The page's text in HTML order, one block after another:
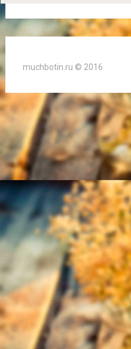
muchbotin.ru © 2016